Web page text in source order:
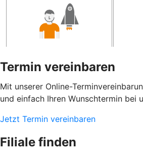
Termin vereinbaren
Mit unserer Online-
und einfach Ihren Wunschtermin bei
Jetzt Termin vereinbaren
Filiale finden